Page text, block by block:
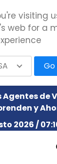
Agentes de
y
2026 /
visiting
web for a